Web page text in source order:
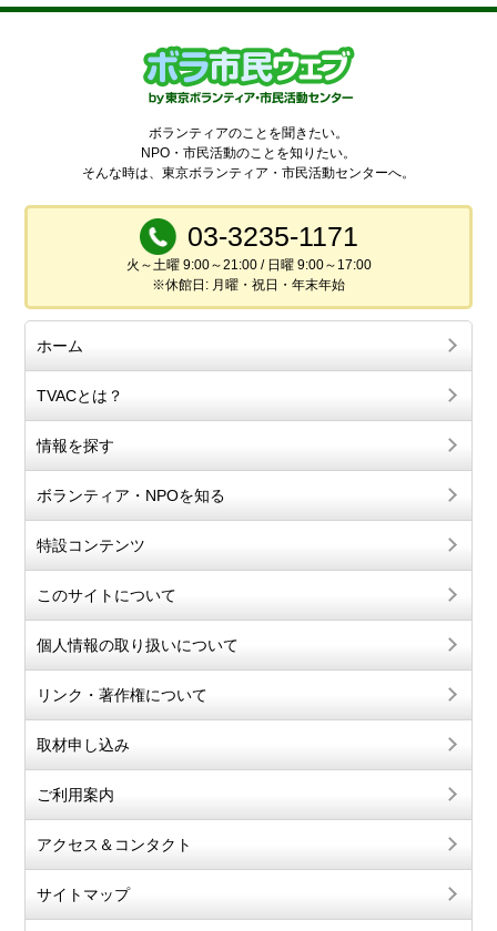
ボランティアのことを聞きたい。
NPO・市民活動のことを知りたい。
そんな時は、東京ボランティア・市民活動センターへ。
03-3235-1171
火～土曜 9:00～21:00 / 日曜 9:00～17:00
※休館日: 月曜・祝日・年末年始
ホーム
TVACとは？
情報を探す
ボランティア・NPOを知る
特設コンテンツ
このサイトについて
個人情報の取り扱いについて
リンク・著作権について
取材申し込み
ご利用案内
アクセス＆コンタクト
サイトマップ